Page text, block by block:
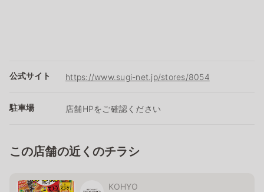
公式サイト https://www.sugi-net.jp/stores/8054
駐車場 店舗HPをご確認ください
この店舗の近くのチラシ
KOHYO